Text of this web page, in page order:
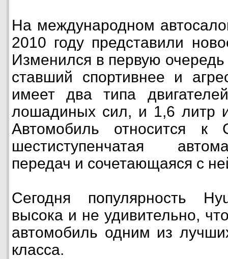
На международном
2010 году представили
Изменился в первую очередь
ставший спортивнее и
имеет два типа
лошадиных сил, и 1,6 литр
Автомобиль относится к
шестиступенчатая
передач и сочетающаяся с
Сегодня популярность
высока и не удивительно,
автомобиль одним из
класса.